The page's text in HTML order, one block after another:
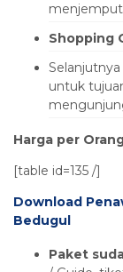
Shopping
untuk
Harga per
[table id=135 /]
Download
Bedugul
Paket